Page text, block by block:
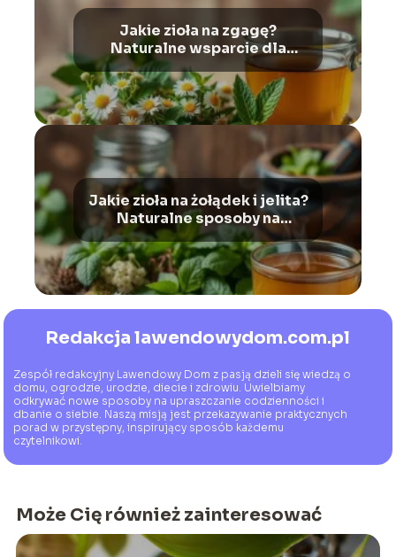
Jakie zioła na zgagę?
Naturalne wsparcie dla
Twojego żołądka
Jakie zioła na żołądek i jelita?
Naturalne sposoby na
ukojenie układu
pokarmowego
Redakcja lawendowydom.com.pl
Zespół redakcyjny Lawendowy Dom z pasją dzieli się wiedzą o
domu, ogrodzie, urodzie, diecie i zdrowiu. Uwielbiamy
odkrywać nowe sposoby na upraszczanie codzienności i
dbanie o siebie. Naszą misją jest przekazywanie praktycznych
porad w przystępny, inspirujący sposób każdemu
czytelnikowi.
Może Cię również zainteresować